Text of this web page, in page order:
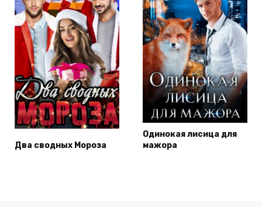
Два сводных Мороза
Одинокая лисица для
мажора